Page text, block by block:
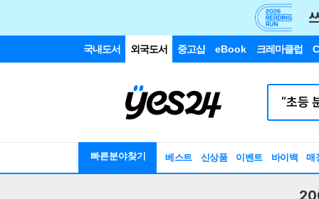
국내도서 외국도서 중고샵 eBook 크레마클럽
빠른분야찾기 베스트 신상품 이벤트 바이백 매